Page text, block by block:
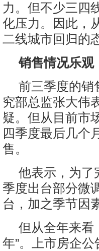
力。但不少三四
化压力。因此，
二线城市回归的
销售情况乐观
前三季度的销
究部总监张大伟
疑。但从目前市
四季度最后几个
售。
他表示，为了
季度出台部分微
台，加之季节因
但从全年来看
年”。上市房企